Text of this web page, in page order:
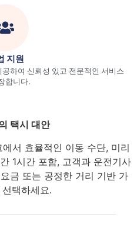
지원
하여 신뢰성 있고 전문적인 서비스
합니다.
택시 대안
서 효율적인 이동 수단, 미리
1시간 포함, 고객과 운전기사
금 또는 공정한 거리 기반 가
택하세요.